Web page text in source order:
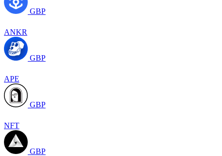
GBP
ANKR
GBP
APE
GBP
NFT
GBP